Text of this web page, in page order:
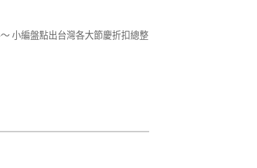
小編盤點出台灣各大節慶折扣總整